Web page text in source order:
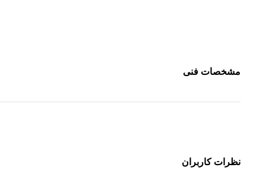
مشخصات فنی
نظرات کاربران